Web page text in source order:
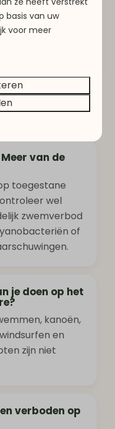
en
beperkt zijn
van de
toegestane
wel
zwemverbod
of
je doen op het
kanoën,
en
zijn niet
verboden op
basis van uw
voor meer